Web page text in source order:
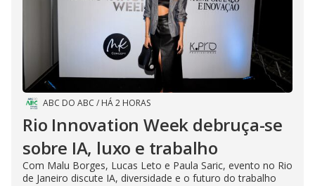
ABC DO ABC / HÁ 2 HORAS
Rio Innovation Week debruça-se
sobre IA, luxo e trabalho
Com Malu Borges, Lucas Leto e Paula Saric, evento no Rio
de Janeiro discute IA, diversidade e o futuro do trabalho